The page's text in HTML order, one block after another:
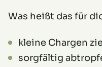
Was heißt das für
kleine Chargen
sorgfältig